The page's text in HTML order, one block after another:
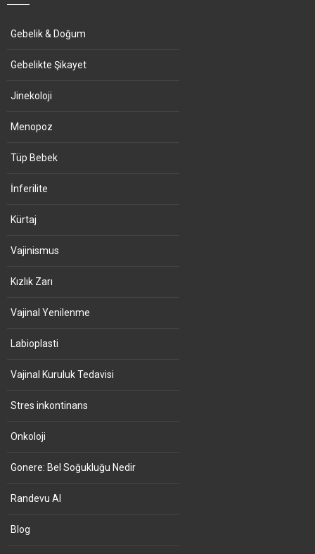
Gebelik & Doğum
Gebelikte Şikayet
Jinekoloji
Menopoz
Tüp Bebek
İnferilite
Kürtaj
Vajinismus
Kızlık Zarı
Vajinal Yenilenme
Labioplasti
Vajinal Kuruluk Tedavisi
Stres inkontinans
Onkoloji
Gonere: Bel Soğukluğu Nedir
Randevu Al
Blog